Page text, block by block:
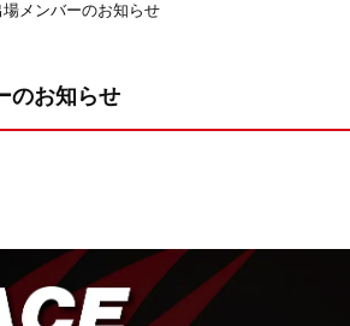
メンバーのお知らせ
のお知らせ